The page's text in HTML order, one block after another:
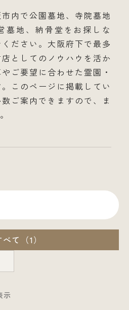
内で公園墓地、寺院墓地
墓地、納骨堂をお探しな
ださい。大阪府下で最多
としてのノウハウを活か
ご要望に合わせた霊園・
このページに掲載してい
ご案内できますので、ま
て（1）
示